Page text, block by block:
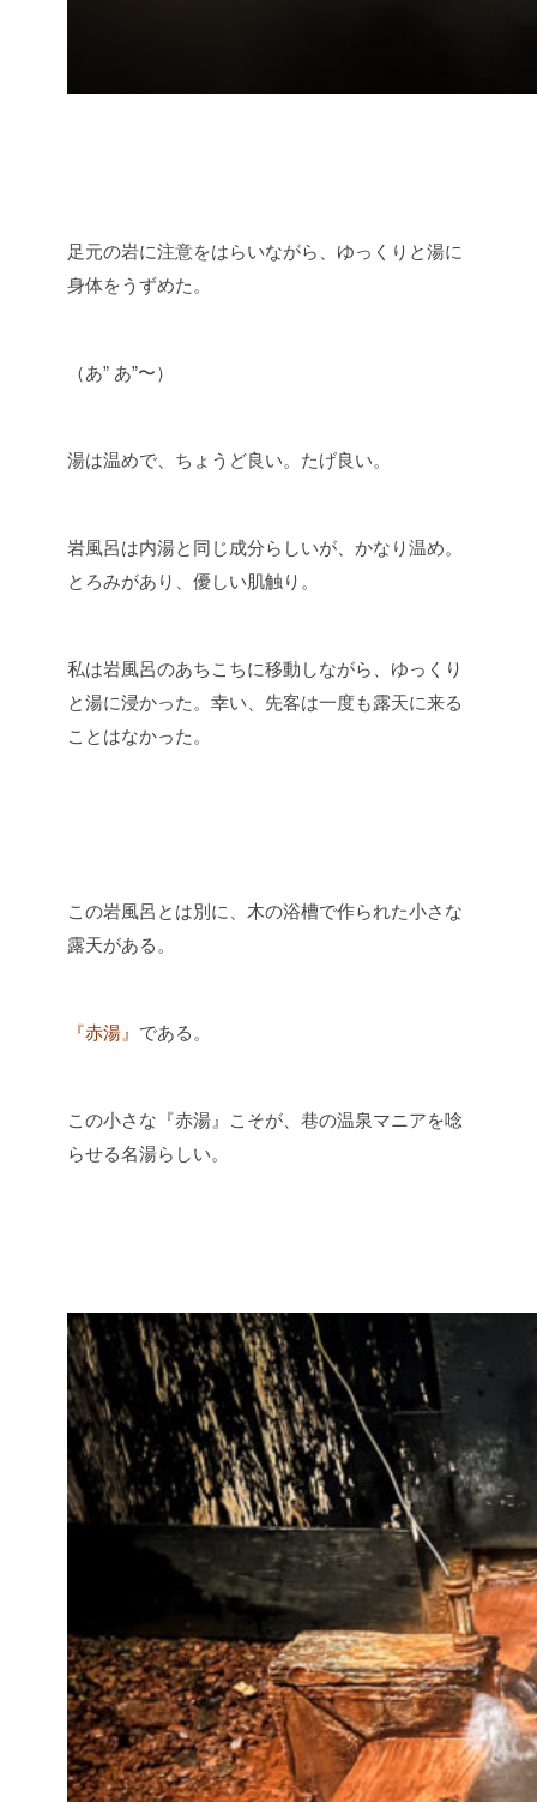
足元の岩に注意をはらいながら、ゆっくりと湯に
身体をうずめた。
（あ” あ”〜）
湯は温めで、ちょうど良い。たげ良い。
岩風呂は内湯と同じ成分らしいが、かなり温め。
とろみがあり、優しい肌触り。
私は岩風呂のあちこちに移動しながら、ゆっくり
と湯に浸かった。幸い、先客は一度も露天に来る
ことはなかった。
この岩風呂とは別に、木の浴槽で作られた小さな
露天がある。
『赤湯』 である。
この小さな『赤湯』こそが、巷の温泉マニアを唸
らせる名湯らしい。